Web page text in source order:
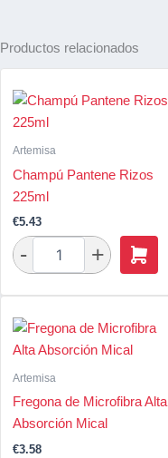
Productos relacionados
Artemisa
Champú Pantene Rizos
225ml
€5.43
Artemisa
Fregona de Microfibra Alta
Absorción Mical
€3.58